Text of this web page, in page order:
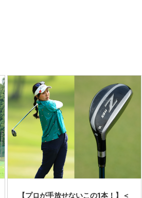
【プロが手放せないこの1本！】＜